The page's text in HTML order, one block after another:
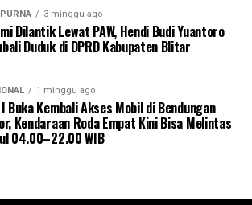
3 minggu ago
Dilantik Lewat PAW, Hendi Budi Yuantoro
Duduk di DPRD Kabupaten Blitar
1 minggu ago
I Buka Kembali Akses Mobil di Bendungan
Kendaraan Roda Empat Kini Bisa Melintas
04.00–22.00 WIB